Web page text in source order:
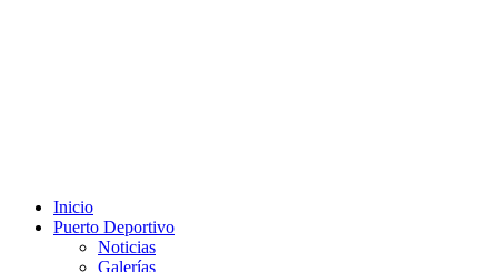
Inicio
Puerto Deportivo
Noticias
Galerías